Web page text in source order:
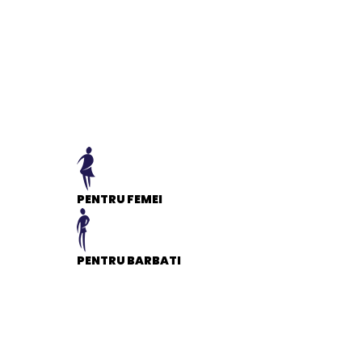
PENTRU FEMEI
PENTRU BARBATI